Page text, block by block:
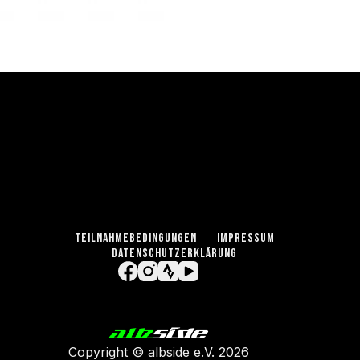
TEILNAHMEBEDINGUNGEN
IMPRESSUM
DATENSCHUTZERKLÄRUNG
Copyright © albside e.V. 2026